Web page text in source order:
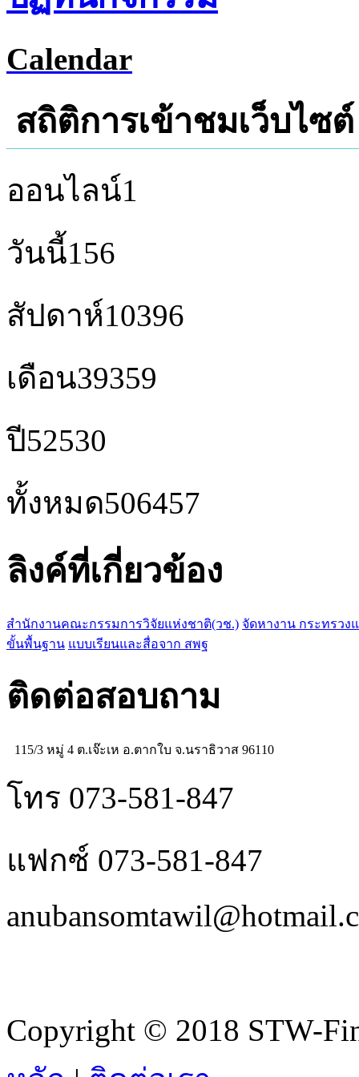
Calendar
สถิติการเข้าชมเว็บไซต์
ออนไลน์1
วันนี้156
สัปดาห์10396
เดือน39359
ปี52530
ทั้งหมด506457
ลิงค์ที่เกี่ยวข้อง
สำนักงานคณะกรรมการวิจัยแห่งชาติ(วช.) จัดหางาน กระทรวง
ขั้นพื้นฐาน แบบเรียนและสื่อจาก สพฐ
ติดต่อสอบถาม
115/3 หมู่ 4 ต.เจ๊ะเห อ.ตากใบ จ.นราธิวาส 96110
โทร 073-581-847
แฟกซ์ 073-581-847
Copyright © 2018 STW-